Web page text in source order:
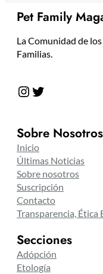
Pet Family
La Comunidad de
Familias.
Instagram Twitter
Sobre Nosotros
Inicio
Últimas Noticias
Sobre nosotros
Suscripción
Contacto
Transparencia,
Secciones
Adópción
Etología